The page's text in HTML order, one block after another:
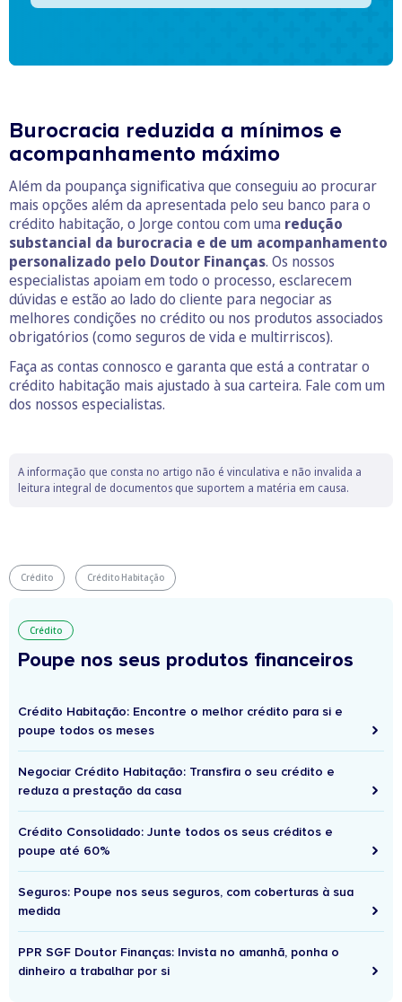
Burocracia reduzida a mínimos e
acompanhamento máximo
Além da poupança significativa que conseguiu ao procurar
mais opções além da apresentada pelo seu banco para o
crédito habitação, o Jorge contou com uma redução
substancial da burocracia e de um acompanhamento
personalizado pelo Doutor Finanças. Os nossos
especialistas apoiam em todo o processo, esclarecem
dúvidas e estão ao lado do cliente para negociar as
melhores condições no crédito ou nos produtos associados
obrigatórios (como seguros de vida e multirriscos).
Faça as contas connosco e garanta que está a contratar o
crédito habitação mais ajustado à sua carteira. Fale com um
dos nossos especialistas.
A informação que consta no artigo não é vinculativa e não invalida a
leitura integral de documentos que suportem a matéria em causa.
Crédito Crédito Habitação
Crédito
Poupe nos seus produtos financeiros
Crédito Habitação: Encontre o melhor crédito para si e
poupe todos os meses
Negociar Crédito Habitação: Transfira o seu crédito e
reduza a prestação da casa
Crédito Consolidado: Junte todos os seus créditos e
poupe até 60%
Seguros: Poupe nos seus seguros, com coberturas à sua
medida
PPR SGF Doutor Finanças: Invista no amanhã, ponha o
dinheiro a trabalhar por si